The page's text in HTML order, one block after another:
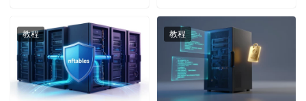
教程 教程